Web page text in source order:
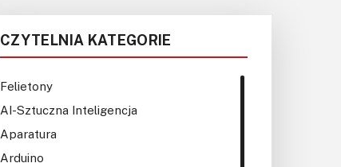
DIY+
CZYTELNIA KATEGORIE
Felietony
AI-Sztuczna Inteligencja
Aparatura
Arduino